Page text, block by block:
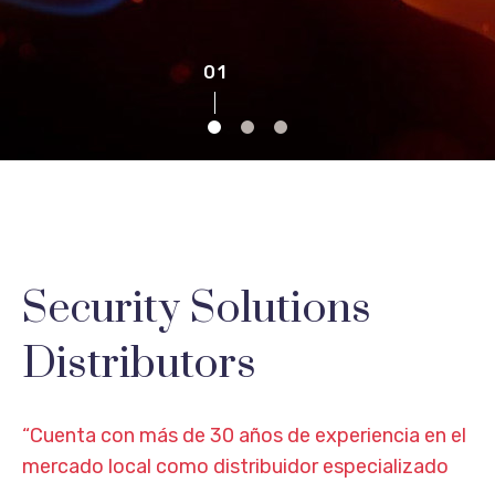
Security Solutions
Distributors
“Cuenta con más de 30 años de experiencia en el
mercado local como distribuidor especializado